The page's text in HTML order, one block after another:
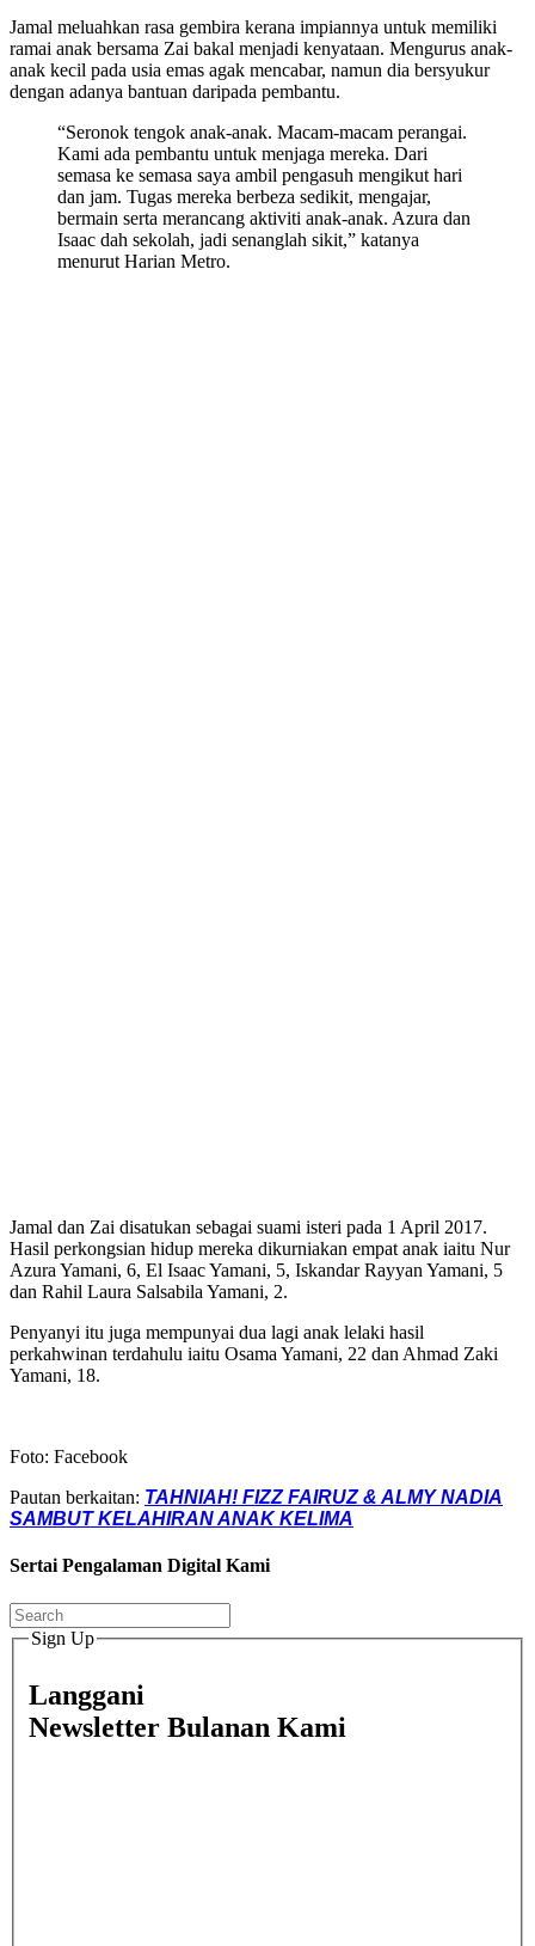
Jamal meluahkan rasa gembira kerana impiannya untuk memiliki
ramai anak bersama Zai bakal menjadi kenyataan. Mengurus anak-
anak kecil pada usia emas agak mencabar, namun dia bersyukur
dengan adanya bantuan daripada pembantu.
“Seronok tengok anak-anak. Macam-macam perangai.
Kami ada pembantu untuk menjaga mereka. Dari
semasa ke semasa saya ambil pengasuh mengikut hari
dan jam. Tugas mereka berbeza sedikit, mengajar,
bermain serta merancang aktiviti anak-anak. Azura dan
Isaac dah sekolah, jadi senanglah sikit,” katanya
menurut Harian Metro.
Jamal dan Zai disatukan sebagai suami isteri pada 1 April 2017.
Hasil perkongsian hidup mereka dikurniakan empat anak iaitu Nur
Azura Yamani, 6, El Isaac Yamani, 5, Iskandar Rayyan Yamani, 5
dan Rahil Laura Salsabila Yamani, 2.
Penyanyi itu juga mempunyai dua lagi anak lelaki hasil
perkahwinan terdahulu iaitu Osama Yamani, 22 dan Ahmad Zaki
Yamani, 18.
Foto: Facebook
Pautan berkaitan: TAHNIAH! FIZZ FAIRUZ & ALMY NADIA
SAMBUT KELAHIRAN ANAK KELIMA
Sertai Pengalaman Digital Kami
Sign Up
Langgani
Newsletter Bulanan Kami